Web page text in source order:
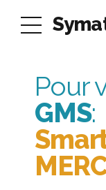
Pour
GMS: